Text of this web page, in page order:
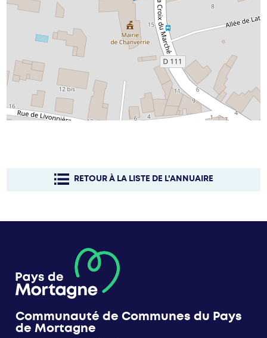
RETOUR À LA LISTE DE L'ANNUAIRE
Communauté de Communes du Pays
de Mortagne